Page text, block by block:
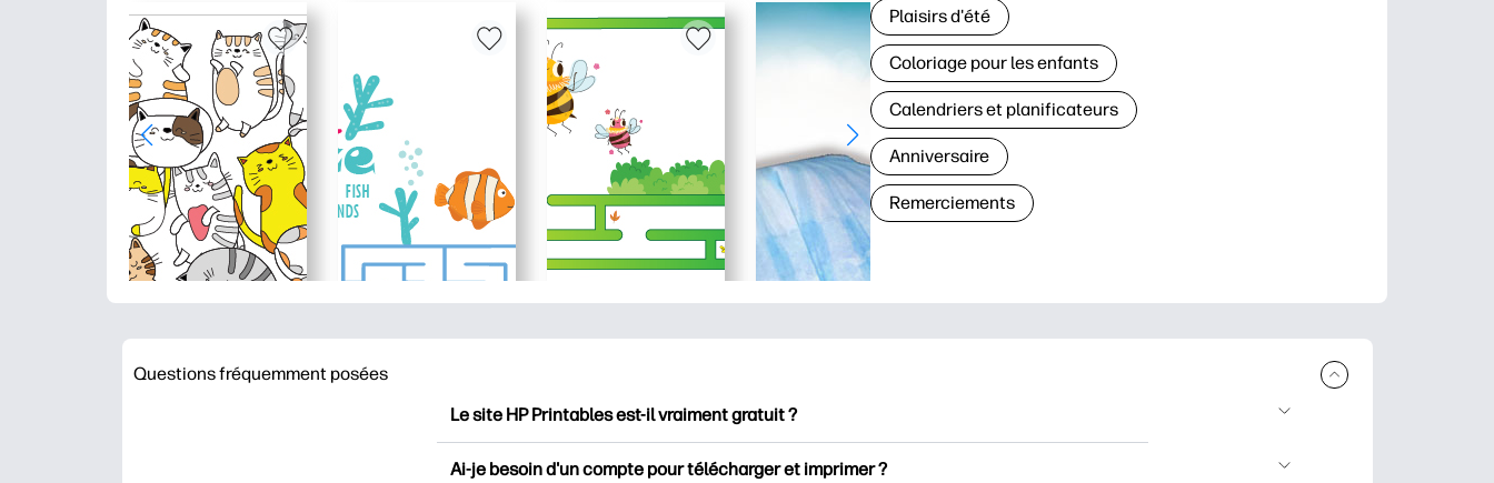
Plaisirs d'été
Coloriage pour les enfants
Calendriers et planificateurs
Anniversaire
Remerciements
Questions fréquemment posées
Le site HP Printables est-il vraiment gratuit ?
Ai-je besoin d'un compte pour télécharger et imprimer ?